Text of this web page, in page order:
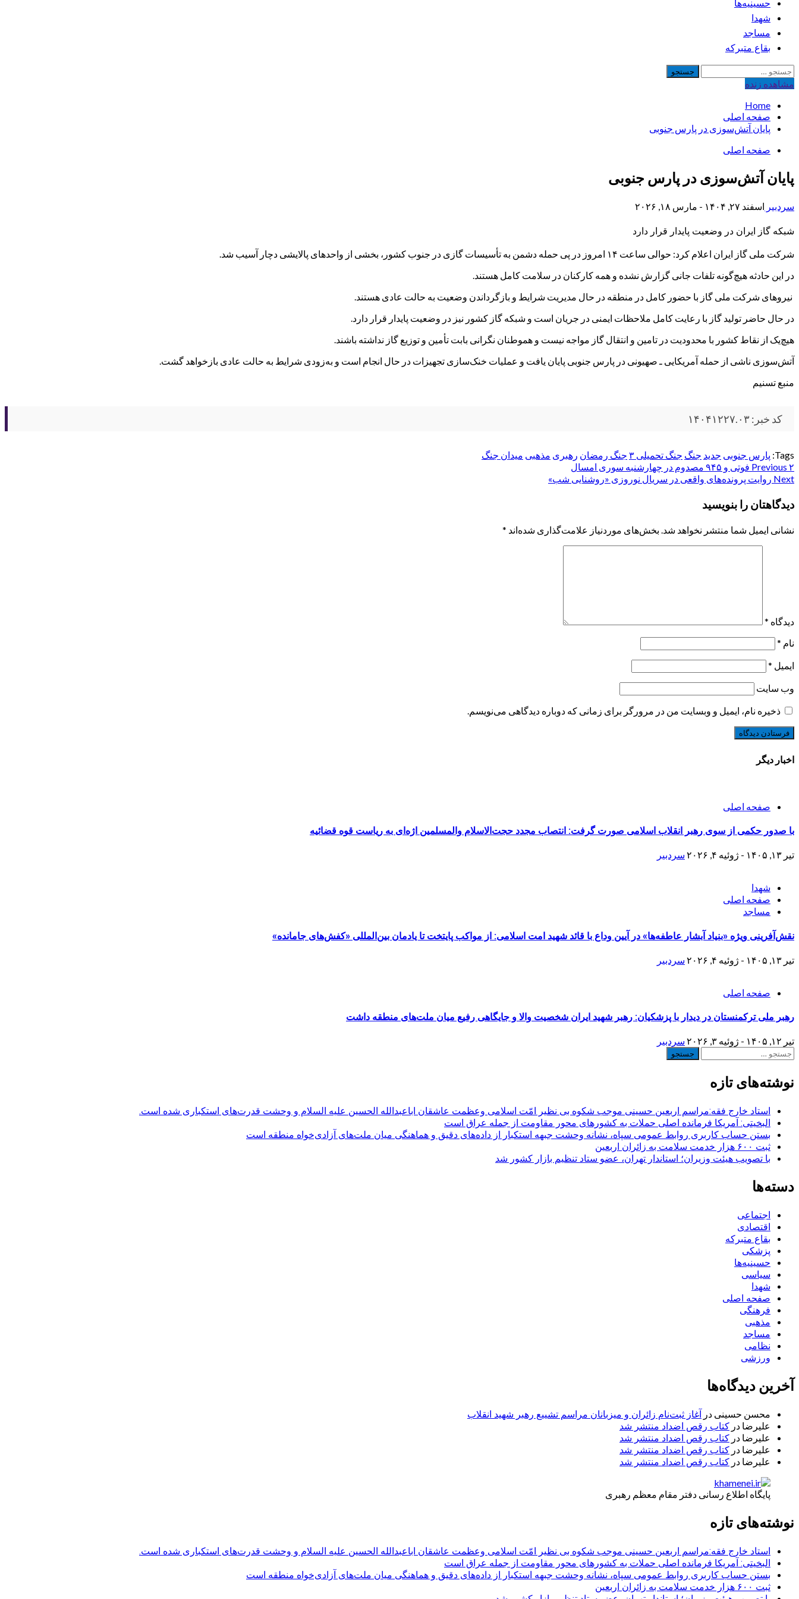
حسینیه‌ها
شهدا
مساجد
بقاع متبرکه
جستجو
برای:
مشاهده‌ زنده
Home
صفحه اصلی
پایان ‌آتش‌سوزی در پارس جنوبی
صفحه اصلی
پایان ‌آتش‌سوزی در پارس جنوبی
سردبیر اسفند ۲۷, ۱۴۰۴ - مارس ۱۸, ۲۰۲۶
شبکه گاز ایران در وضعیت پایدار قرار دارد
شرکت ملی گاز ایران اعلام کرد: حوالی ساعت ۱۴ امروز در پی حمله دشمن به تأسیسات گازی در جنوب کشور، بخشی از واحدهای پالایشی دچار آسیب شد.
در این حادثه هیچ‌گونه تلفات جانی گزارش نشده و همه کارکنان در سلامت کامل هستند.
‌ نیروهای شرکت ملی گاز با حضور کامل در منطقه در حال مدیریت شرایط و بازگرداندن وضعیت به حالت عادی هستند.
در حال حاضر تولید گاز با رعایت کامل ملاحظات ایمنی در جریان است و شبکه گاز کشور نیز در وضعیت پایدار قرار دارد.
هیچ‌یک از نقاط کشور با محدودیت در تامین و انتقال گاز مواجه نیست و هموطنان نگرانی بابت تأمین و توزیع گاز نداشته باشند.
آتش‌سوزی ناشی از حمله آمریکایی ـ صهیونی در پارس جنوبی پایان یافت و عملیات خنک‌سازی تجهیزات ‌در حال انجام است و به‌زودی شرایط به حالت عادی بازخواهد گشت.
منبع تسنیم
کد خبر: ۱۴۰۴۱۲۲۷.۰۳
Tags: پارس جنوبی جدید جنگ جنگ تحمیلی ۳ جنگ رمضان رهبری مذهبی میدان جنگ
Post
navigation
Previous ۲ فوتی و ۹۴۵ مصدوم در چهارشنبه سوری امسال
Next روایت پرونده‌های واقعی در سریال نوروزی «روشنایی شب»
دیدگاهتان را بنویسید
نشانی ایمیل شما منتشر نخواهد شد. بخش‌های موردنیاز علامت‌گذاری شده‌اند *
دیدگاه *
نام *
ایمیل *
وب‌ سایت
ذخیره نام، ایمیل و وبسایت من در مرورگر برای زمانی که دوباره دیدگاهی می‌نویسم.
اخبار دیگر
صفحه اصلی
با صدور حکمی از سوی رهبر انقلاب اسلامی صورت گرفت: انتصاب مجدد حجت‌الاسلام والمسلمین اژه‌ای به ریاست قوه قضائیه
تیر ۱۳, ۱۴۰۵ - ژوئیه ۴, ۲۰۲۶ سردبیر
شهدا
صفحه اصلی
مساجد
نقش‌آفرینی ویژه «بنیاد آبشار عاطفه‌ها» در آیین وداع با قائد شهید امت اسلامی: از مواکب پایتخت تا یادمان بین‌المللی «کفش‌های جامانده»
تیر ۱۳, ۱۴۰۵ - ژوئیه ۴, ۲۰۲۶ سردبیر
صفحه اصلی
رهبر ملی ترکمنستان در دیدار با پزشکیان: رهبر شهید ایران شخصیت والا و جایگاهی رفیع میان ملت‌های منطقه داشت
تیر ۱۲, ۱۴۰۵ - ژوئیه ۳, ۲۰۲۶
سردبیر
جستجو
نوشته‌های تازه
استاد خارج فقه:مراسم اربعین حسینی موجب شکوه بی نظیر امّت اسلامی وعظمت عاشقان اباعبدالله الحسین علیه السلام و وحشت قدرت‌های استکباری شده است.
البخیتی: آمریکا فرمانده اصلی حملات به کشورهای محور مقاومت از جمله عراق است
بستن حساب کاربری روابط عمومی سپاه، نشانه‌ وحشت جبهه استکبار از داده‌های دقیق و هماهنگی میان ملت‌های آزادی‌خواه منطقه است
ثبت ۶۰۰ هزار خدمت سلامت به زائران اربعین
با تصویب هیئت وزیران؛ استاندار تهران، عضو ستاد تنظیم بازار کشور شد
دسته‌ها
اجتماعی
اقتصادی
بقاع متبرکه
پزشکی
حسینیه‌ها
سیاسی
شهدا
صفحه اصلی
فرهنگی
مذهبی
مساجد
نظامی
ورزشی
آخرین دیدگاه‌ها
محسن حسینی در آغاز ثبت‌نام زائران و میزبانان مراسم تشییع رهبر شهید انقلاب
علیرضا در کتاب رقص اضداد منتشر شد
علیرضا در کتاب رقص اضداد منتشر شد
علیرضا در کتاب رقص اضداد منتشر شد
علیرضا در کتاب رقص اضداد منتشر شد
پایگاه اطلاع رسانی دفتر مقام معظم رهبری
نوشته‌های تازه
استاد خارج فقه:مراسم اربعین حسینی موجب شکوه بی نظیر امّت اسلامی وعظمت عاشقان اباعبدالله الحسین علیه السلام و وحشت قدرت‌های استکباری شده است.
البخیتی: آمریکا فرمانده اصلی حملات به کشورهای محور مقاومت از جمله عراق است
بستن حساب کاربری روابط عمومی سپاه، نشانه‌ وحشت جبهه استکبار از داده‌های دقیق و هماهنگی میان ملت‌های آزادی‌خواه منطقه است
ثبت ۶۰۰ هزار خدمت سلامت به زائران اربعین